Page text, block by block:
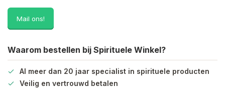
Mail ons!
Waarom bestellen bij Spirituele Winkel?
Al meer dan 20 jaar specialist in spirituele producten
Veilig en vertrouwd betalen